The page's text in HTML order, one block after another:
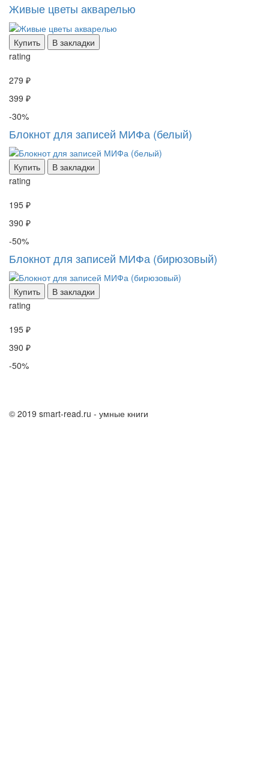
Живые цветы акварелью
Купить
В закладки
rating
279 ₽
399 ₽
-30%
Блокнот для записей МИФа (белый)
Купить
В закладки
rating
195 ₽
390 ₽
-50%
Блокнот для записей МИФа (бирюзовый)
Купить
В закладки
rating
195 ₽
390 ₽
-50%
© 2019 smart-read.ru - умные книги